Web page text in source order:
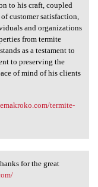
to his craft, coupled
customer satisfaction,
and organizations
from termite
as a testament to
to preserving the
of mind of his clients
termite-
for the great